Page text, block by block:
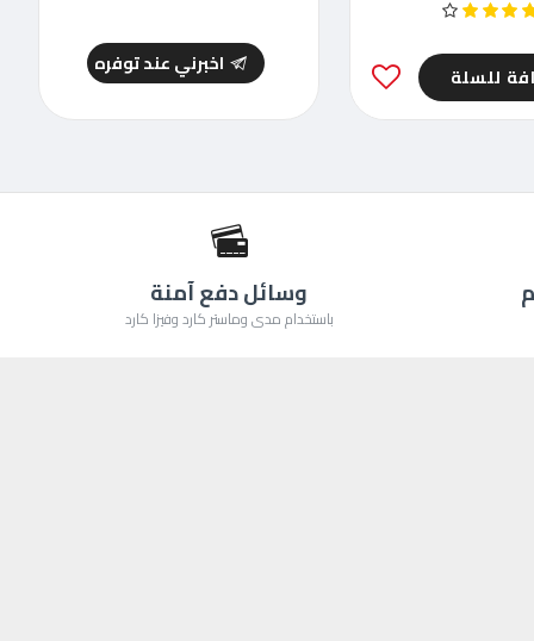
للسلة اخبرني عند توفره
وسائل دفع آمنة
باستخدام مدى وماستر كارد وفيزا كارد